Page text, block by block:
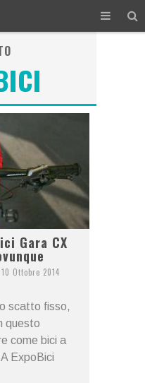
Gara CX
10 Ottobre 2014
scatto fisso,
questo
come bici a
ExpoBici